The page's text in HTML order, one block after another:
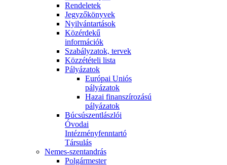
Rendeletek
Jegyzőkönyvek
Nyilvántartások
Közérdekű
információk
Szabályzatok, tervek
Közzétételi lista
Pályázatok
Európai Uniós
pályázatok
Hazai finanszírozású
pályázatok
Búcsúszentlászlói
Óvodai
Intézményfenntartó
Társulás
Nemes-szentandrás
Polgármester